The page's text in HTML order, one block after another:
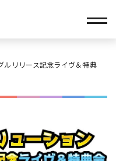
リリース記念ライヴ＆特典